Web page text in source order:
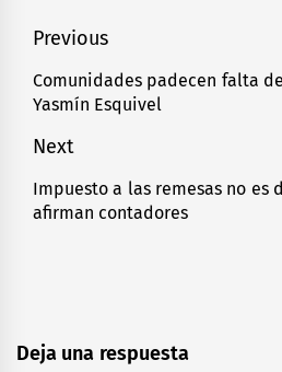
Navegación
de
entradas
Previous
Previous
post:
Comunidades padecen falta
Yasmín Esquivel
Next
Next
post:
Impuesto a las remesas no
afirman contadores
Deja una respuesta